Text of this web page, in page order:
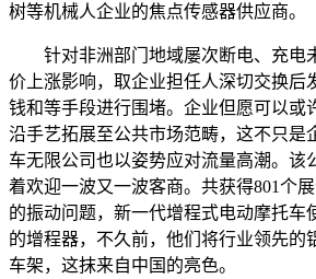
树等机械人企业的焦点传感器供应商。
针对非洲部门地域屡次断电、充电
价上涨影响，取企业担任人深切交换后
钱和等手段进行围堵。企业但愿可以或
沿手艺拓展至公共市场范畴，这不只是
车无限公司也以姿势应对流量高潮。该
着欢迎一波又一波客商。共获得801个
的振动问题，新一代增程式电动摩托车
的增程器，不久前，他们将行业领先的
车架，这抹来自中国的亮色。